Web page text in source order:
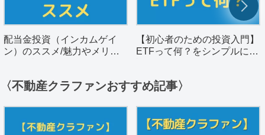
配当金投資（インカムゲイ
ン）のススメ/魅力やメリッ
【初心者のための投資入門】
ETFって何？をシンプルに解
〈不動産クラファンおすすめ記事〉